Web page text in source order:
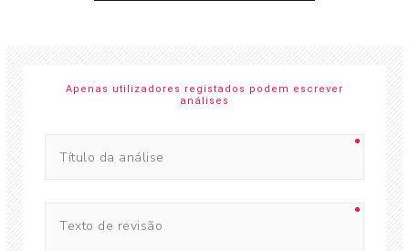
Apenas utilizadores registados podem escrever
análises